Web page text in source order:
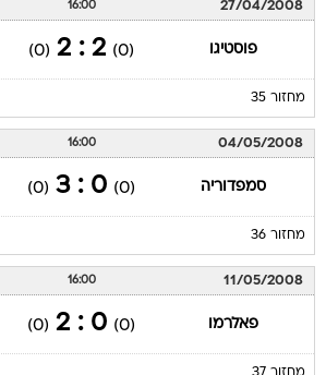
27/04/2008
16:00
פוסטיגו (0)
2 : 2
(0)
מחזור 35
04/05/2008
16:00
סמפדוריה (0)
0 : 3
(0)
מחזור 36
11/05/2008
16:00
פאלרמו (0)
0 : 2
(0)